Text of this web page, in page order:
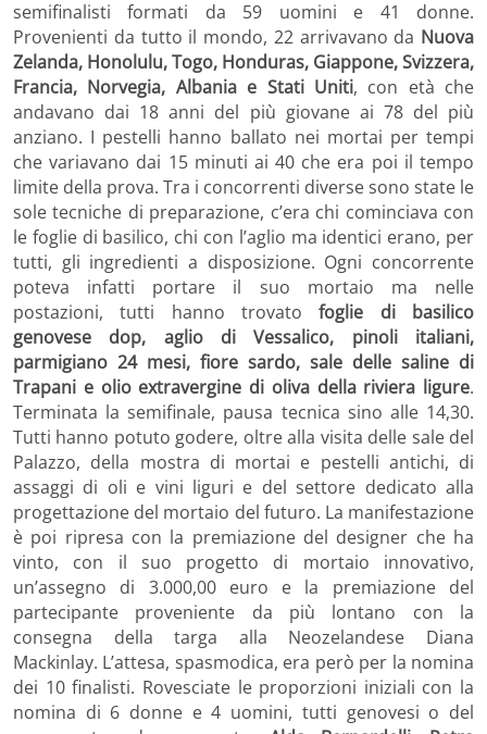
semifinalisti formati da 59 uomini e 41 donne.
Provenienti da tutto il mondo, 22 arrivavano da Nuova
Zelanda, Honolulu, Togo, Honduras, Giappone, Svizzera,
Francia, Norvegia, Albania e Stati Uniti, con età che
andavano dai 18 anni del più giovane ai 78 del più
anziano. I pestelli hanno ballato nei mortai per tempi
che variavano dai 15 minuti ai 40 che era poi il tempo
limite della prova. Tra i concorrenti diverse sono state le
sole tecniche di preparazione, c’era chi cominciava con
le foglie di basilico, chi con l’aglio ma identici erano, per
tutti, gli ingredienti a disposizione. Ogni concorrente
poteva infatti portare il suo mortaio ma nelle
postazioni, tutti hanno trovatofoglie di basilico
genovese dop, aglio di Vessalico, pinoli italiani,
parmigiano 24 mesi, fiore sardo, sale delle saline di
Trapani e olio extravergine di oliva della riviera ligure.
Terminata la semifinale, pausa tecnica sino alle 14,30.
Tutti hanno potuto godere, oltre alla visita delle sale del
Palazzo, della mostra di mortai e pestelli antichi, di
assaggi di oli e vini liguri e del settore dedicato alla
progettazione del mortaio del futuro. La manifestazione
è poi ripresa con la premiazione del designer che ha
vinto, con il suo progetto di mortaio innovativo,
un’assegno di 3.000,00 euro e la premiazione del
partecipante proveniente da più lontano con la
consegna della targa alla Neozelandese Diana
Mackinlay. L’attesa, spasmodica, era però per la nomina
dei 10 finalisti. Rovesciate le proporzioni iniziali con la
nomina di 6 donne e 4 uomini, tutti genovesi o del